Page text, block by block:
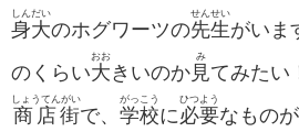
身
しん
大
だい
のホグワーツの先生
せんせい
がいま
のくらい大
おお
きいのか見
み
てみたい
商店街
しょうてんがい
で、 学校
がっこう
に必要
ひつよう
なものが